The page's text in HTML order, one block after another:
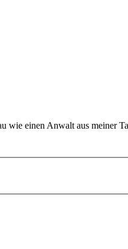
wie einen Anwalt aus meiner